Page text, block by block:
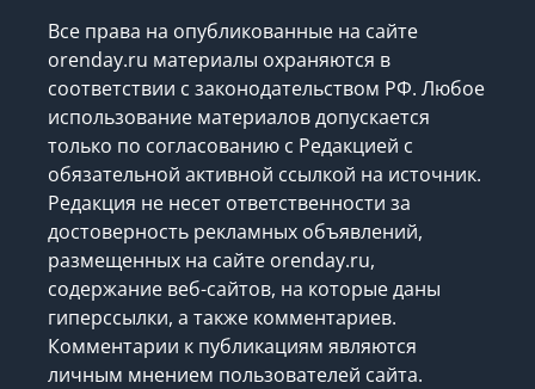
Все права на опубликованные на сайте
orenday.ru материалы охраняются в
соответствии с законодательством РФ. Любое
использование материалов допускается
только по согласованию с Редакцией с
обязательной активной ссылкой на источник.
Редакция не несет ответственности за
достоверность рекламных объявлений,
размещенных на сайте orenday.ru,
содержание веб-сайтов, на которые даны
гиперссылки, а также комментариев.
Комментарии к публикациям являются
личным мнением пользователей сайта.